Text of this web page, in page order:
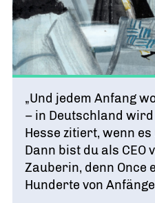
Partner
Deutsche Industrie- und
Junior Chamber International
G20 Young Entrepreneurs‘
Ein Tag Azubi
BERUFSEINSTIEG ERLEICHTERN
Wirtschaftswissen im
WIRTSCHAFTSQUIZ FÜR SCHÜLER
CREATIVE YOUNG ENTREPRENEUR
Energie und Nachhaltigkeit
„Und jedem Anfang
– in Deutschland
Hesse zitiert, wenn
Dann bist du als CEO
Zauberin, denn Once
Hunderte von